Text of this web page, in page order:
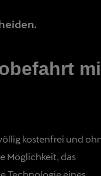
kostenfrei und
Möglichkeit, das
Technologie eines